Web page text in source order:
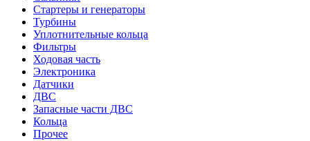
Стартеры и генераторы
Турбины
Уплотнительные кольца
Фильтры
Ходовая часть
Электроника
Датчики
ДВС
Запасные части ДВС
Кольца
Прочее